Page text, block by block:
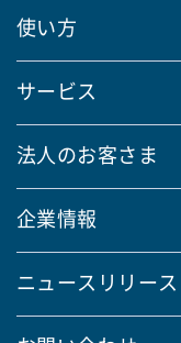
使い方
サービス
法人のお客さま
企業情報
ニュースリリース